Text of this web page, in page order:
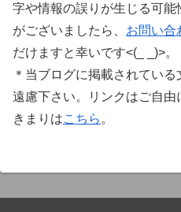
字や情報の誤りが生じる可
がございましたら、 お問い合
だけますと幸いです<(_ _)>。
＊当ブログに掲載されてい
遠慮下さい。リンクはご自
きまりはこちら 。